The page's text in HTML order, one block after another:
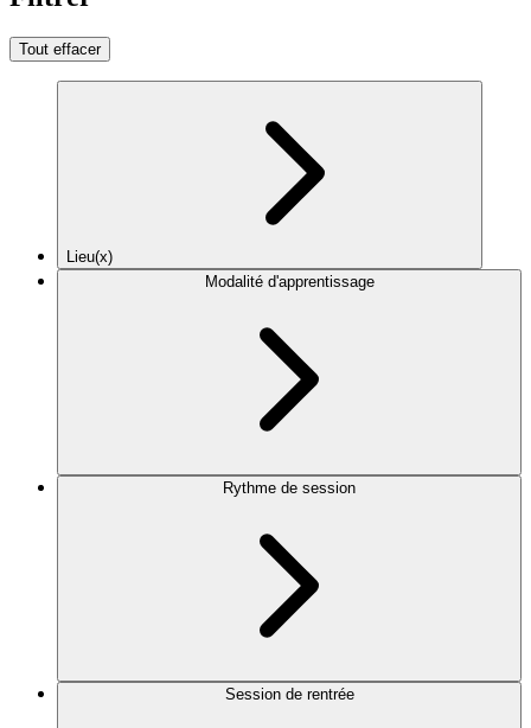
Tout effacer
Lieu(x)
Modalité d'apprentissage
Rythme de session
Session de rentrée